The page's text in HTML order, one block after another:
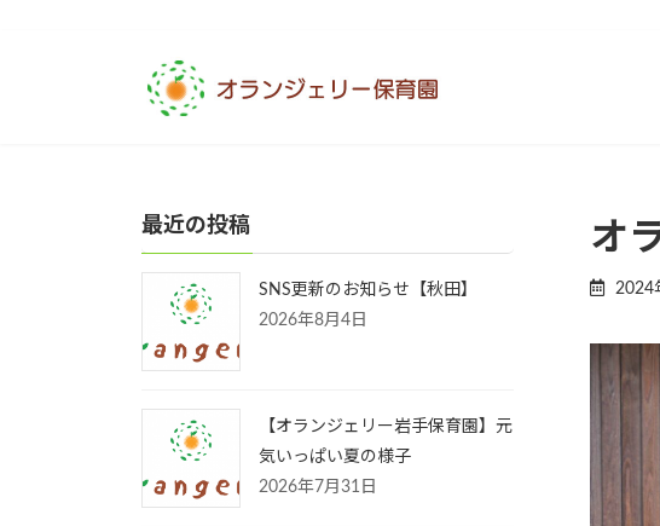
オ
2024
最近の投稿
SNS更新のお知らせ【秋田】
2026年8月4日
【オランジェリー岩手保育園】元
気いっぱい夏の様子
2026年7月31日